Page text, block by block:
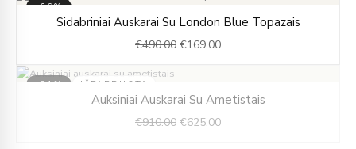
-66%
Sidabriniai Auskarai Su London Blue Topazais
€490.00
price
was:
€169.00
price
is:
-31% IŠPARDUOTA
Auksiniai Auskarai Su Ametistais
€910.00
price
was:
€625.00
price
is: